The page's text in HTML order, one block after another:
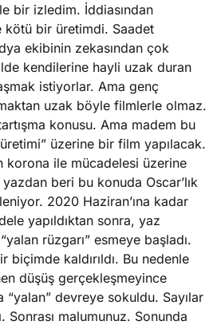
Spor
Yazıları
Yazıları
bir izledim. İddiasından
kötü bir üretimdi. Saadet
ekibinin zekasından çok
kendilerine hayli uzak duran
istiyorlar. Ama genç
uzak böyle filmlerle olmaz.
konusu. Ama madem bu
üzerine bir film yapılacak.
korona ile mücadelesi üzerine
beri bu konuda Oscar’lık
2020 Haziran’ına kadar
yapıldıktan sonra, yaz
rüzgarı” esmeye başladı.
biçimde kaldırıldı. Bu nedenle
düşüş gerçekleşmeyince
“yalan” devreye sokuldu. Sayılar
Sonrası malumunuz. Sonunda